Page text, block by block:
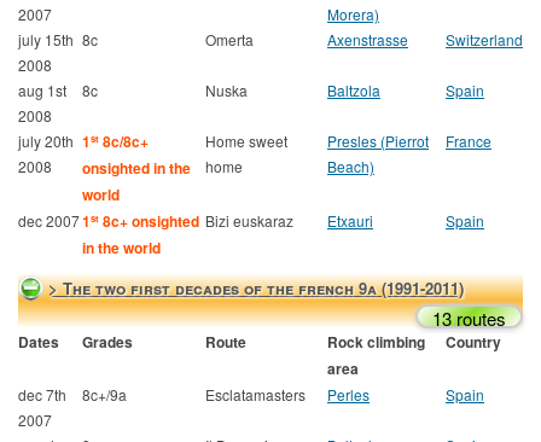
2007
Morera)
july 15th
2008
8c Omerta Axenstrasse Switzerland
aug 1st
2008
8c Nuska Baltzola Spain
july 20th
2008
1st 8c/8c+
onsighted in the
world
Home sweet
home
Presles (Pierrot
Beach)
France
dec 20071st 8c+ onsighted
in the world
Bizi euskaraz Etxauri Spain
> The two first decades of the french 9a (1991-2011)
13 routes
Dates Grades Route
Rock climbing
area
Country
dec 7th
2007
8c+/9a Esclatamasters Perles Spain